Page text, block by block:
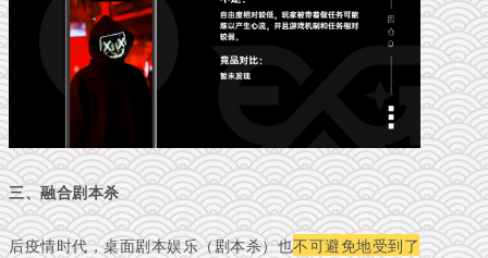
三、融合剧本杀
后疫情时代，桌面剧本娱乐（剧本杀）也不可避免地受到了